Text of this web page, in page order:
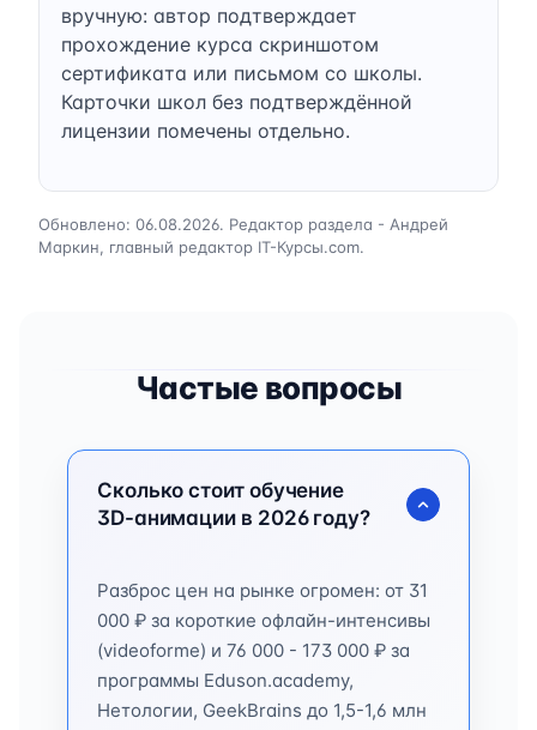
вручную: автор подтверждает
прохождение курса скриншотом
сертификата или письмом со школы.
Карточки школ без подтверждённой
лицензии помечены отдельно.
Обновлено: 06.08.2026. Редактор раздела - Андрей
Маркин, главный редактор IT-Курсы.com.
Частые вопросы
Сколько стоит обучение
3D-анимации в 2026 году?
Разброс цен на рынке огромен: от 31
000 ₽ за короткие офлайн-интенсивы
(videoforme) и 76 000 - 173 000 ₽ за
программы Eduson.academy,
Нетологии, GeekBrains до 1,5-1,6 млн